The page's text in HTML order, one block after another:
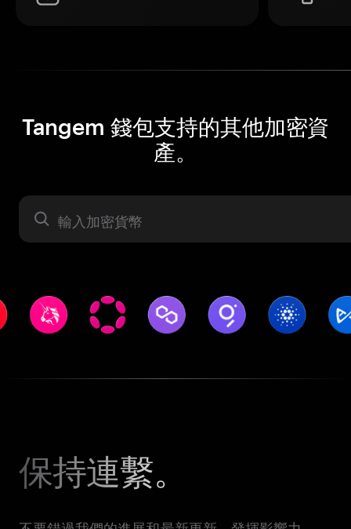
Tangem 錢包支持的其他加密資
產。
資產
保持連繫。